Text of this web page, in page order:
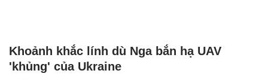
Khoảnh khắc lính dù Nga bắn hạ UAV
'khủng' của Ukraine